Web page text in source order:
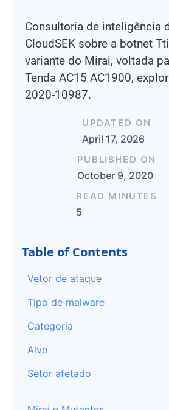
Consultoria de inteligência
CloudSEK sobre a botnet
variante do Mirai, voltada
Tenda AC15 AC1900,
2020-10987.
UPDATED ON
April 17, 2026
PUBLISHED ON
October 9, 2020
READ MINUTES
5
Table of Contents
Vetor de ataque
Tipo de malware
Categoria
Alvo
Setor afetado